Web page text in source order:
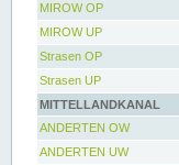
MIROW OP
MIROW UP
Strasen OP
Strasen UP
MITTELLANDKANAL
ANDERTEN OW
ANDERTEN UW